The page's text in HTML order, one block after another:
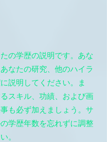
の学歴の説明です。あな
なたの研究、他のハイラ
説明してください。ま
スキル、功績、および画
も必ず加えましょう。サ
学歴年数を忘れずに調整
。